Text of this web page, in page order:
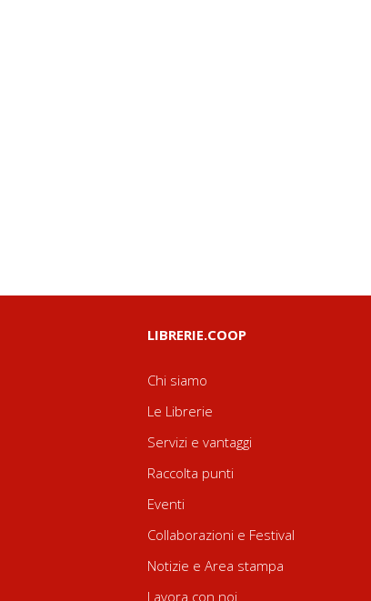
LIBRERIE.COOP
Chi siamo
Le Librerie
Servizi e vantaggi
Raccolta punti
Eventi
Collaborazioni e Festival
Notizie e Area stampa
Lavora con noi